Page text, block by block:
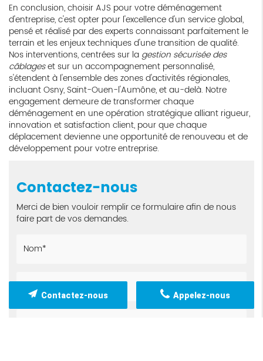
En conclusion, choisir AJS pour votre déménagement
d'entreprise, c'est opter pour l'excellence d'un service global,
pensé et réalisé par des experts connaissant parfaitement le
terrain et les enjeux techniques d'une transition de qualité.
Nos interventions, centrées sur lagestion sécurisée des
câblageset sur un accompagnement personnalisé,
s'étendent à l'ensemble des zones d'activités régionales,
incluant Osny, Saint-Ouen-l'Aumône, et au-delà. Notre
engagement demeure de transformer chaque
déménagement en une opération stratégique alliant rigueur,
innovation et satisfaction client, pour que chaque
déplacement devienne une opportunité de renouveau et de
développement pour votre entreprise.
Contactez-nous
Merci de bien vouloir remplir ce formulaire afin de nous
faire part de vos demandes.
Appelez-nous
Contactez-nous